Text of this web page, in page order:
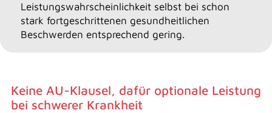
Leistungswahrscheinlichkeit selbst bei schon
stark fortgeschrittenen gesundheitlichen
Beschwerden entsprechend gering.
Keine AU-Klausel, dafür optionale Leistung
bei schwerer Krankheit